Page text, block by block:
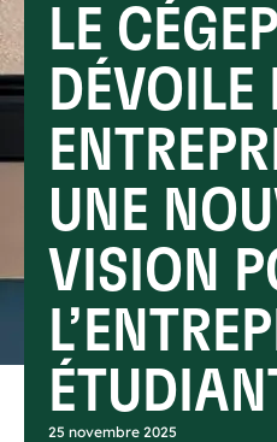
LE CÉGEP
DÉVOILE
UNE
VISION
25 novembre 2025